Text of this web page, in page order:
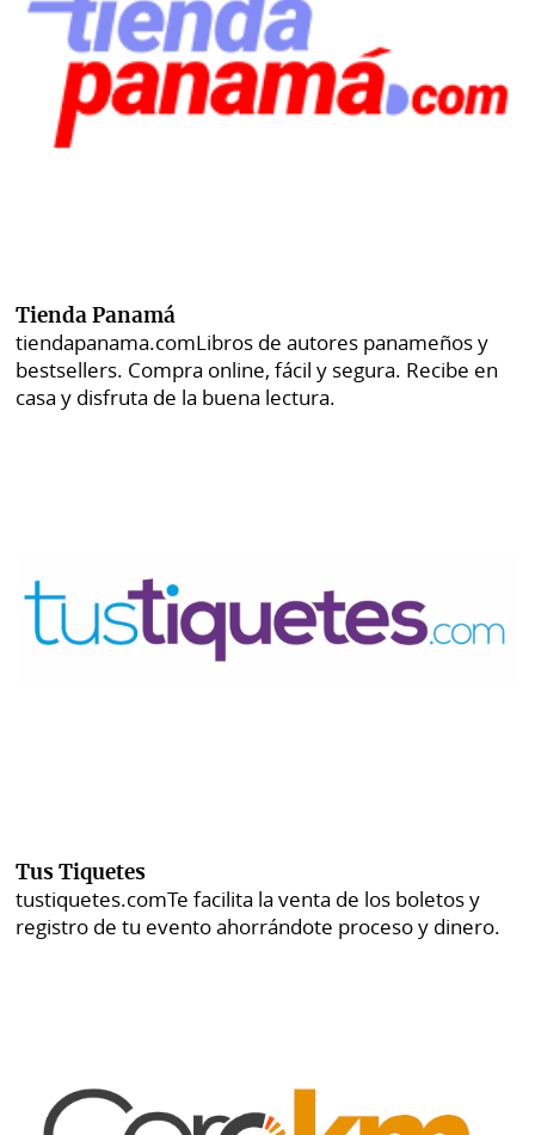
Tienda Panamá
tiendapanama.comLibros de autores panameños y
bestsellers. Compra online, fácil y segura. Recibe en
casa y disfruta de la buena lectura.
Tus Tiquetes
tustiquetes.comTe facilita la venta de los boletos y
registro de tu evento ahorrándote proceso y dinero.